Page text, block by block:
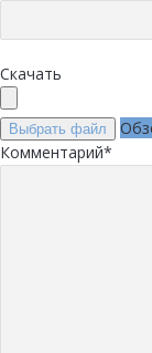
Скачать
Выбрать файл
Комментарий*